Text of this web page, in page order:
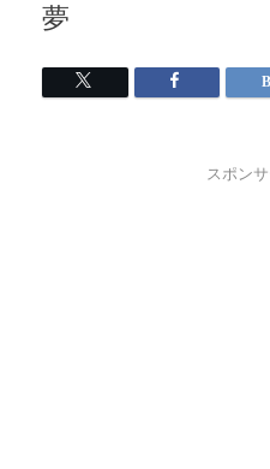
夢
スポン